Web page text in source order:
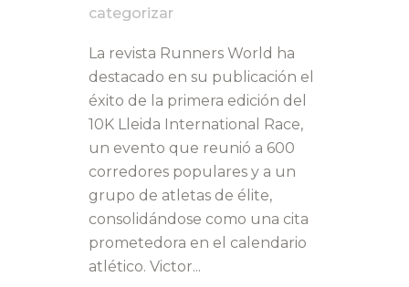
categorizar
La revista Runners World ha
destacado en su publicación el
éxito de la primera edición del
10K Lleida International Race,
un evento que reunió a 600
corredores populares y a un
grupo de atletas de élite,
consolidándose como una cita
prometedora en el calendario
atlético. Victor...